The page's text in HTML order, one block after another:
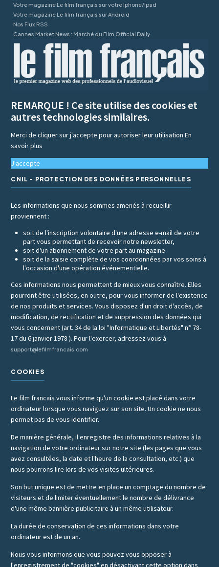
Votre magazine Le film français sur votre Iphone/Ipad
Votre magazine Le film français sur Android
Nos Flux RSS
Cannes Market News : Marché du Film Official Daily
REMARQUE ! Ce site utilise des cookies et
autres technologies similaires.
Merci de cliquer sur j'accepte pour autoriser leur utilisationEn
savoir plus
J'accepte
CNIL - PROTECTION DES DONNÉES PERSONNELLES
Les informations que nous sommes amenés à recueillir
proviennent :
soit de l'inscription volontaire d'une adresse e-mail de votre
part vous permettant de recevoir notre newsletter,
soit d'un abonnement de votre part au magazine
soit de la saisie complète de vos coordonnées par vos soins à
l'occasion d'une opération événementielle.
Ces informations nous permettent de mieux vous connaître. Elles
pourront être utilisées, en outre, pour vous informer de l'existence
de nos produits et services. Vous disposez d'un droit d'accès, de
modification, de rectification et de suppression des données qui
vous concernent (art. 34 de la loi "Informatique et Libertés" n° 78-
17 du 6 janvier 1978 ). Pour l'exercer, adressez vous à
support@lefilmfrancais.com
COOKIES
Le film francais vous informe qu'un cookie est placé dans votre
ordinateur lorsque vous naviguez sur son site. Un cookie ne nous
permet pas de vous identifier.
De manière générale, il enregistre des informations relatives à la
navigation de votre ordinateur sur notre site (les pages que vous
avez consultées, la date et l'heure de la consultation, etc.) que
nous pourrons lire lors de vos visites ultérieures.
Son but unique est de mettre en place un comptage du nombre de
visiteurs et de limiter éventuellement le nombre de délivrance
d'une même bannière publicitaire à un même utilisateur.
La durée de conservation de ces informations dans votre
ordinateur est de un an.
Nous vous informons que vous pouvez vous opposer à
l'enregistrement de "cookies" en désactivant cette option dans